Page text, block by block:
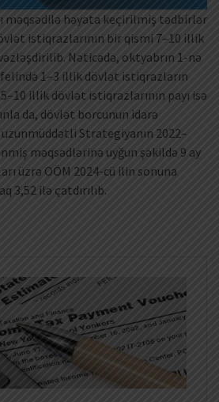
məqsədilə həyata keçirilmiş tədbirlər
istiqrazlarının bir qismi 7–10 illik
Nəticədə, oktyabrın 1-nə
1–3 illik dövlət istiqrazların
illik dövlət istiqrazlarının payı isə
da, dövlət borcunun idarə
Strategiyanın 2022–
məqsədlərinə uyğun şəkildə 9 ay
üzrə OÖM 2024-cü ilin sonuna
3,52 ilə çatdırılıb.